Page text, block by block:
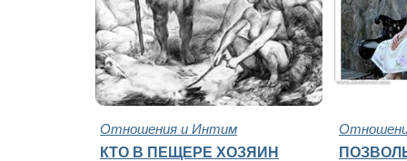
Отношения и Интим
КТО В ПЕЩЕРЕ ХОЗЯИН